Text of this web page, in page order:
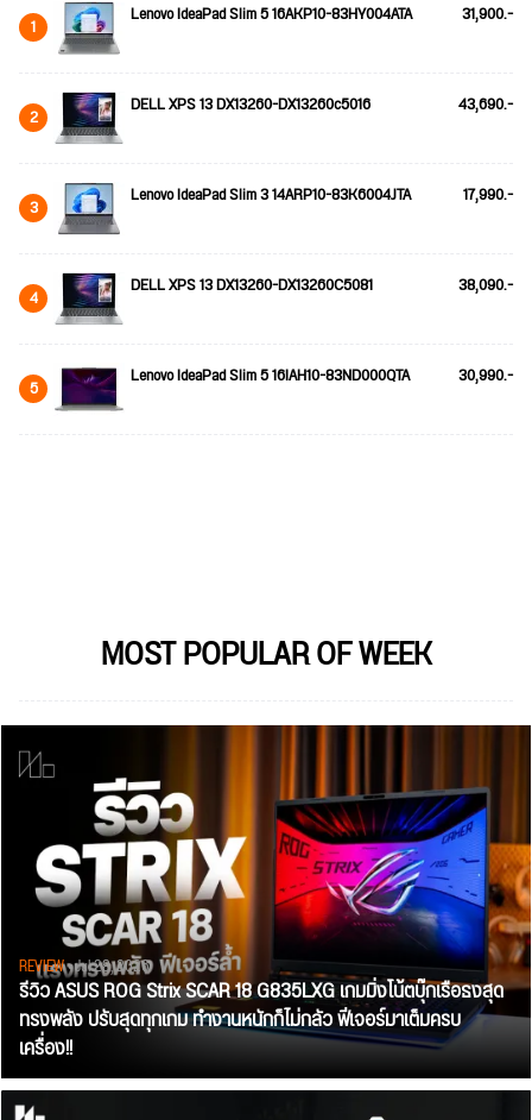
1 Lenovo IdeaPad Slim 5 16AKP10-83HY004ATA 31,900.-
2 DELL XPS 13 DX13260-DX13260c5016 43,690.-
3 Lenovo IdeaPad Slim 3 14ARP10-83K6004JTA 17,990.-
4 DELL XPS 13 DX13260-DX13260C5081 38,090.-
5 Lenovo IdeaPad Slim 5 16IAH10-83ND000QTA 30,990.-
MOST POPULAR OF WEEK
REVIEW• Jul 28, 2026
รีวิว ASUS ROG Strix SCAR 18 G835LXG เกมมิ่งโน้ตบุ๊กเรือธงสุด
ทรงพลัง ปรับสุดทุกเกม ทำงานหนักก็ไม่กลัว ฟีเจอร์มาเต็มครบ
เครื่อง!!